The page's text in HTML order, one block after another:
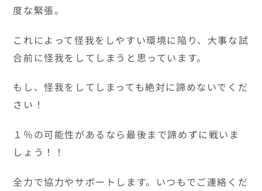
度な緊張。
これによって怪我をしやすい環境に陥り、大事な試
合前に怪我をしてしまうと思っています。
もし、怪我をしてしまっても絶対に諦めないでくだ
さい！
１％の可能性があるなら最後まで諦めずに戦いま
しょう！！
全力で協力やサポートします。いつもでご連絡くだ